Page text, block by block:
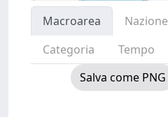
Macroarea Nazione
Categoria
Tempo
Salva come PNG